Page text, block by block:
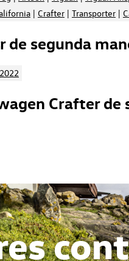
| Crafter | Transporter |
segunda
2022
Crafter de